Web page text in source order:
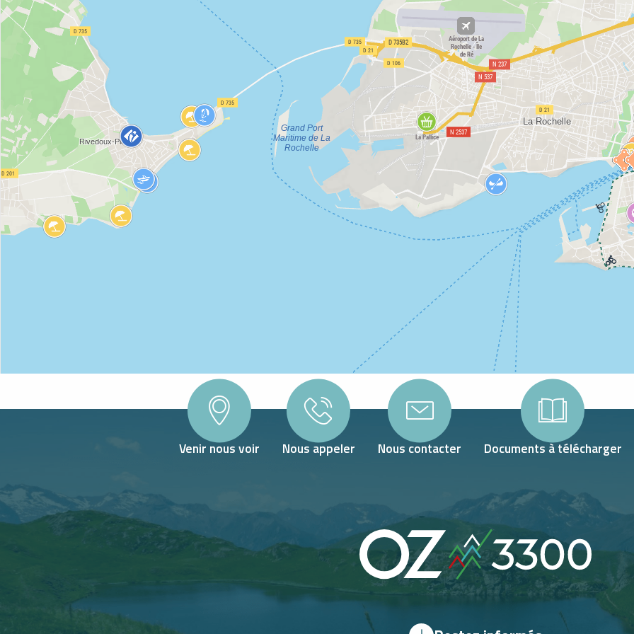
Venir nous voir Nous appeler Nous contacter Documents à télécharger